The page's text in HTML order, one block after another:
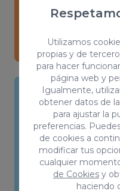
Utilizamos
propias y de
para hacer
página web y
Igualmente,
obtener datos de
para ajustar la
preferencias.
de cookies a
modificar tus
cualquier
de Cookies y
haciendo
qué elementos
Mejora de
gastos
Al mejorar la
puede ayudar a
en el gasto de